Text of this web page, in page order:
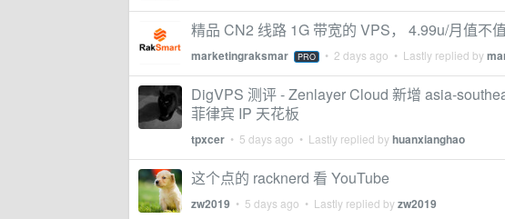
精品 CN2 线路 1G 带宽的 VPS， 4.99u/月值不值
marketingraksmar PRO • 2 days ago • Lastly replied by
DigVPS 测评 - Zenlayer Cloud 新增 asia-
菲律宾 IP 天花板
tpxcer • 5 days ago • Lastly replied byhuanxianghao
这个点的 racknerd 看 YouTube
zw2019 • 5 days ago • Lastly replied byzw2019